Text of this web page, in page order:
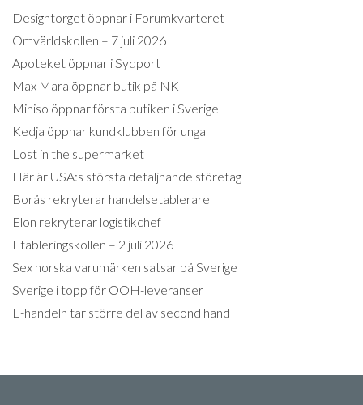
Designtorget öppnar i Forumkvarteret
Omvärldskollen – 7 juli 2026
Apoteket öppnar i Sydport
Max Mara öppnar butik på NK
Miniso öppnar första butiken i Sverige
Kedja öppnar kundklubben för unga
Lost in the supermarket
Här är USA:s största detaljhandelsföretag
Borås rekryterar handelsetablerare
Elon rekryterar logistikchef
Etableringskollen – 2 juli 2026
Sex norska varumärken satsar på Sverige
Sverige i topp för OOH-leveranser
E-handeln tar större del av second hand